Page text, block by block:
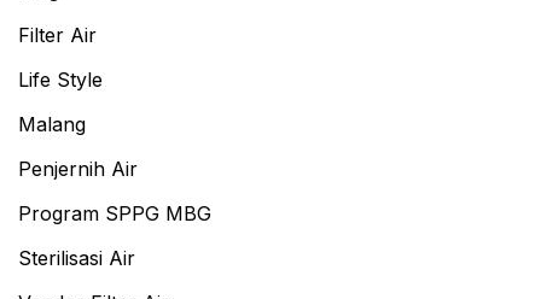
Filter Air
Life Style
Malang
Penjernih Air
Program SPPG MBG
Sterilisasi Air